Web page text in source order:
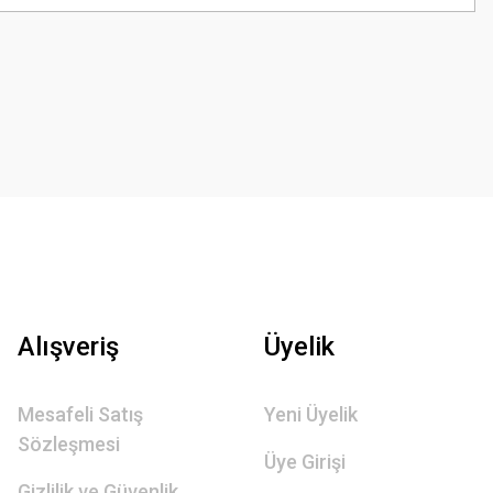
Alışveriş
Mesafeli Satış
Sözleşmesi
Üyelik
Yeni Üyelik
Üye Girişi